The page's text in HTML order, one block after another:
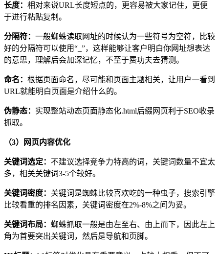
长度： 相对来说URL长度短点的，更容易被大家记住，更便
于进行粘贴复制。
分隔符： 一般蜘蛛读取网址的时候认为一些符号为空符，比较
好的分隔符可以使用“_”，这样能够让客户明白你网址想表达
的意思，理解后会加深记忆，不至于费功夫去猜测。
命名： 根据页面命名，尽可能和页面主题相关，让用户一看到
URL就能明白页面是介绍什么的。
伪静态： 实现整站动态页面静态化.html后缀网页利于SEO收录
抓取。
（3）网页内容优化
关键词选定： 不建议选择竞争力特高的词，关键词数量不宜太
多，相关关键词3-5个较好。
关键词密度： 关键词是蜘蛛比较喜欢吃的一种虫子，搜索引擎
比较看重的排名因素，关键词密度在2%-8%之间为妥。
关键词布局： 蜘蛛抓取一般是由左至右、由上而下，因此左上
角为首要突出关键词，然后是导航和页脚。